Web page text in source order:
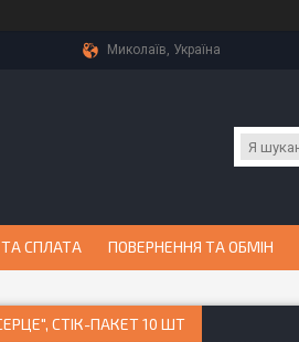
Миколаїв, Україна
СПЛАТА ПОВЕРНЕННЯ ТА ОБМІН
СТІК-ПАКЕТ 10 ШТ